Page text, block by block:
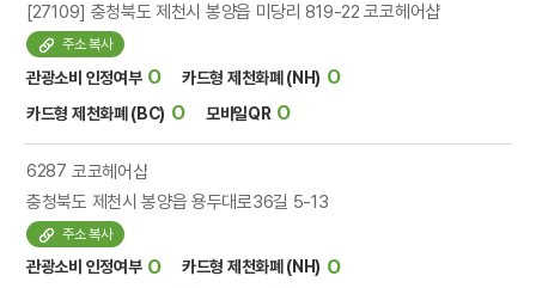
[27109] 충청북도 제천시 봉양읍 미당리 819-22 코코헤어샵
주소 복사
관광소비 인정여부 O 카드형 제천화폐 (NH) O
카드형 제천화폐 (BC) O 모바일QR O
6287 코코헤어샵
충청북도 제천시 봉양읍 용두대로36길 5-13
주소 복사
관광소비 인정여부 O 카드형 제천화폐 (NH) O